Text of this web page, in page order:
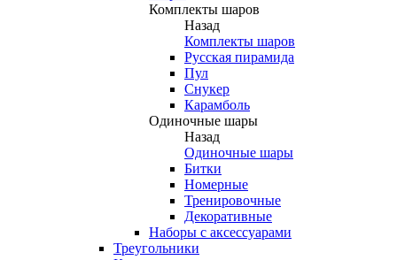
Комплекты шаров
Назад
Комплекты шаров
Русская пирамида
Пул
Снукер
Карамболь
Одиночные шары
Назад
Одиночные шары
Битки
Номерные
Тренировочные
Декоративные
Наборы с аксессуарами
Треугольники